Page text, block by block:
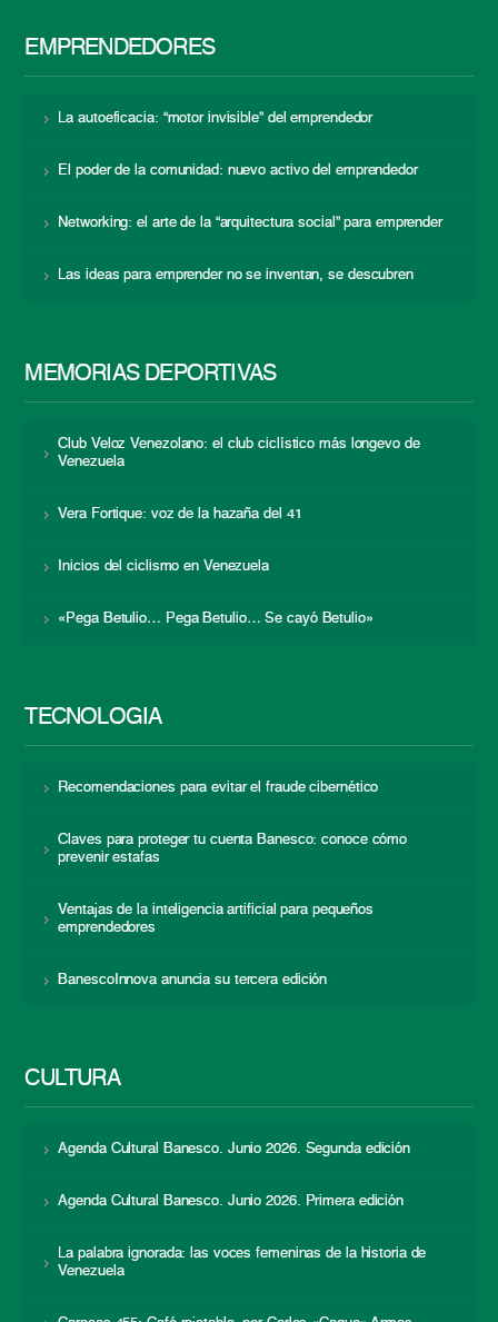
EMPRENDEDORES
La autoeficacia: “motor invisible” del emprendedor
El poder de la comunidad: nuevo activo del emprendedor
Networking: el arte de la “arquitectura social” para emprender
Las ideas para emprender no se inventan, se descubren
MEMORIAS DEPORTIVAS
Club Veloz Venezolano: el club ciclístico más longevo de
Venezuela
Vera Fortique: voz de la hazaña del 41
Inicios del ciclismo en Venezuela
«Pega Betulio… Pega Betulio… Se cayó Betulio»
TECNOLOGÍA
Recomendaciones para evitar el fraude cibernético
Claves para proteger tu cuenta Banesco: conoce cómo
prevenir estafas
Ventajas de la inteligencia artificial para pequeños
emprendedores
BanescoInnova anuncia su tercera edición
CULTURA
Agenda Cultural Banesco. Junio 2026. Segunda edición
Agenda Cultural Banesco. Junio 2026. Primera edición
La palabra ignorada: las voces femeninas de la historia de
Venezuela